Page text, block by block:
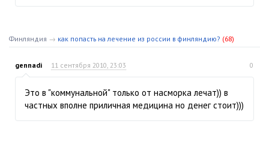
Финляндия → как попасть на лечение из россии в финляндию? (68)
gennadi 11 сентября 2010, 23:03 0
Это в "коммунальной" только от насморка лечат)) в
частных вполне приличная медицина но денег стоит)))